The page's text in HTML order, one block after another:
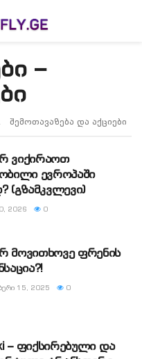
–
ᲨᲔᲛᲝᲗᲐᲕᲐᲖᲔᲑᲐ ᲓᲐ ᲐᲥᲪᲘᲔᲑᲘ
ვიქირაოთ
ევროპაში
(გზამკვლევი)
2026 0
მოვითხოვე ფრენის
15, 2025 0
– ფიქსირებული და